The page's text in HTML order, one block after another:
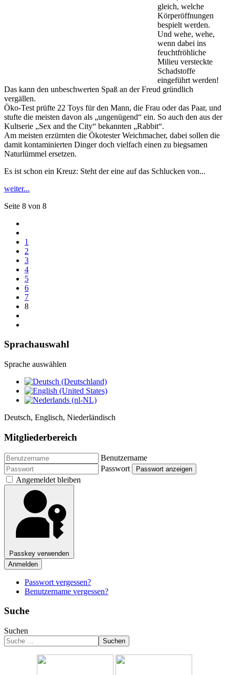
gleich, welche
Körperöffnungen
bespielt werden.
Und wehe, wehe,
wenn dabei ins
feuchtfröhliche
Milieu versteckte
Schadstoffe
eingeführt werden!
Das kann den unbeschwerten Spaß an der Freud gründlich
vergällen.
Öko-Test prüfte 22 Toys für den Mann, die Frau oder das Paar, und
stufte die meisten davon als „ungenügend“ ein. So auch den aus der
Kultserie „Sex and the City“ bekannten „Rabbit“.
Am meisten erzürnten die Ökotester Weichmacher, dabei sollen die
damit kontaminierten Dinger doch vielfach einen zu biegsamen
Naturlümmel ersetzen.
Es ist schon ein Kreuz: Steht der eine auf das Schlucken von...
weiter...
Seite 8 von 8
1
2
3
4
5
6
7
8
Sprachauswahl
Sprache auswählen
Deutsch, Englisch, Niederländisch
Mitgliederbereich
Benutzername
Passwort
Passwort anzeigen
Angemeldet bleiben
Passkey verwenden
Anmelden
Passwort vergessen?
Benutzername vergessen?
Suche
Suchen
Suchen